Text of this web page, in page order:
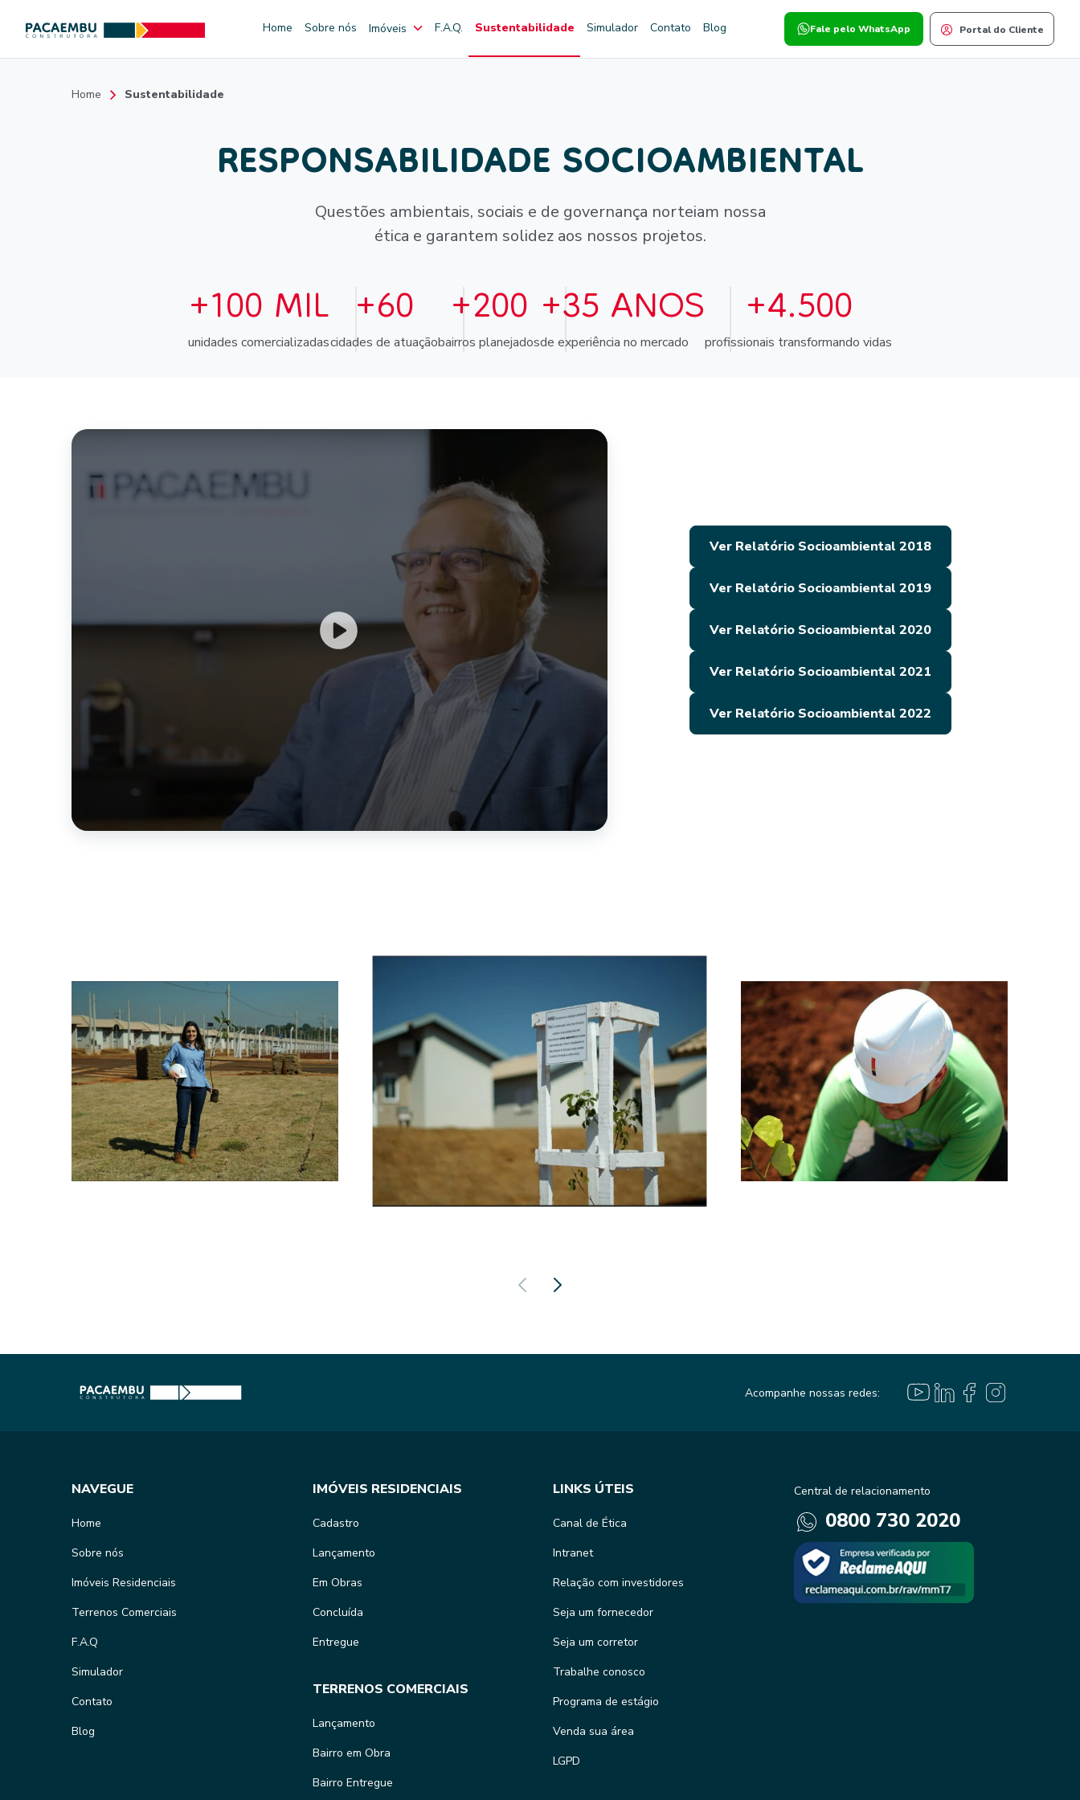
Home Sobre nós Imóveis F.A.Q. Sustentabilidade Simulador Contato Blog Fale pelo WhatsApp Portal do Cliente
Home Sustentabilidade
RESPONSABILIDADE SOCIOAMBIENTAL
Questões ambientais, sociais e de governança norteiam nossa
ética e garantem solidez aos nossos projetos.
+100 MIL
unidades comercializadas +60
cidades de atuação +200
bairros planejados +35 ANOS
de experiência no mercado +4.500
profissionais transformando vidas
Ver Relatório Socioambiental 2018
Ver Relatório Socioambiental 2019
Ver Relatório Socioambiental 2020
Ver Relatório Socioambiental 2021
Ver Relatório Socioambiental 2022
Acompanhe nossas redes:
NAVEGUE
Home
Sobre nós
Imóveis Residenciais
Terrenos Comerciais
F.A.Q
Simulador
Contato
Blog
IMÓVEIS RESIDENCIAIS
Cadastro
Lançamento
Em Obras
Concluída
Entregue
TERRENOS COMERCIAIS
Lançamento
Bairro em Obra
Bairro Entregue
LINKS ÚTEIS
Canal de Ética
Intranet
Relação com investidores
Seja um fornecedor
Seja um corretor
Trabalhe conosco
Programa de estágio
Venda sua área
LGPD
Central de relacionamento
0800 730 2020